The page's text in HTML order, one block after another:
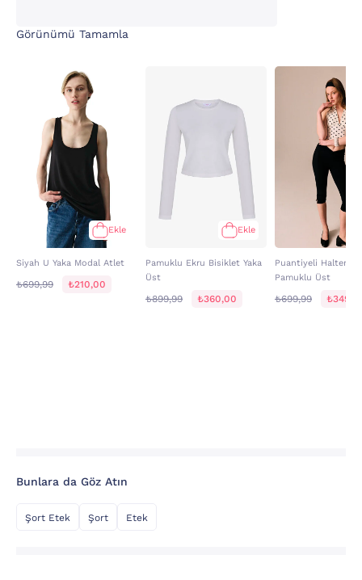
Görünümü Tamamla
Ekle
Siyah U Yaka Modal Atlet
₺699,99 ₺210,00
Ekle
Pamuklu Ekru Bisiklet Yaka
Üst
₺899,99 ₺360,00
Puantiyeli Halter
Pamuklu Üst
₺699,99
Bunlara da Göz Atın
Şort Etek Şort Etek